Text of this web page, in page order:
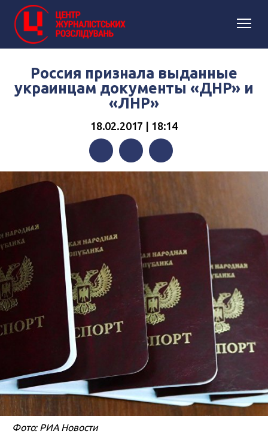
Россия признала выданные
украинцам документы «ДНР» и
«ЛНР»
18.02.2017 | 18:14
FacebookTwitterTelegram
Фото: РИА Новости